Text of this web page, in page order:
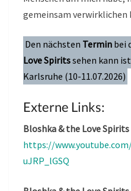
gemeinsam verwirklichen
Den nächsten Termin bei
Love Spiritssehen kann
Karlsruhe (10-11.07.2026)
Externe Links:
Bloshka & the Love Spirits
https://www.youtube.com/
uJRP_lGSQ